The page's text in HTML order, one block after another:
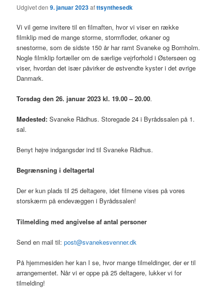
Udgivet den9. januar 2023afttsynthesedk
Vi vil gerne invitere til en filmaften, hvor vi viser en række
filmklip med de mange storme, stormfloder, orkaner og
snestorme, som de sidste 150 år har ramt Svaneke og Bornholm.
Nogle filmklip fortæller om de særlige vejrforhold i Østersøen og
viser, hvordan det især påvirker de østvendte kyster i det øvrige
Danmark.
Torsdag den 26. januar 2023 kl. 19.00 – 20.00.
Mødested: Svaneke Rådhus. Storegade 24 i Byrådssalen på 1.
sal.
Benyt højre indgangsdør ind til Svaneke Rådhus.
Begrænsning i deltagertal
Der er kun plads til 25 deltagere, idet filmene vises på vores
storskærm på endevæggen i Byrådssalen!
Tilmelding med angivelse af antal personer
Send en mail til:post@svanekesvenner.dk
På hjemmesiden her kan I se, hvor mange tilmeldinger, der er til
arrangementet. Når vi er oppe på 25 deltagere, lukker vi for
tilmelding!